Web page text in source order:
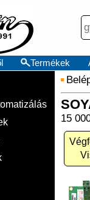
Termékek
15